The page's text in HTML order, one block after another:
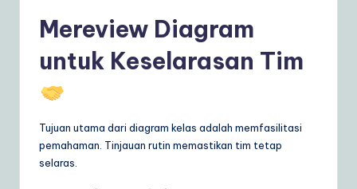
Mereview Diagram
untuk Keselarasan Tim
Tujuan utama dari diagram kelas adalah memfasilitasi
pemahaman. Tinjauan rutin memastikan tim tetap
selaras.